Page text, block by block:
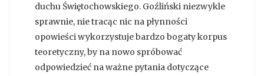
duchu Świętochowskiego. Goźliński niezwykle
sprawnie, nie tracąc nic na płynności
opowieści wykorzystuje bardzo bogaty korpus
teoretyczny, by na nowo spróbować
odpowiedzieć na ważne pytania dotyczące